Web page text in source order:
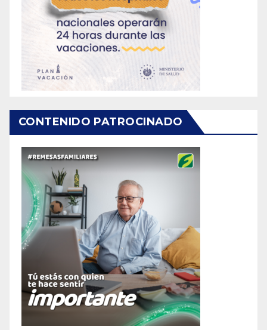
CONTENIDO PATROCINADO